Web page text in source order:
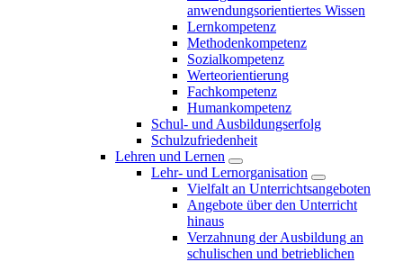
anwendungsorientiertes Wissen
Lernkompetenz
Methodenkompetenz
Sozialkompetenz
Werteorientierung
Fachkompetenz
Humankompetenz
Schul- und Ausbildungserfolg
Schulzufriedenheit
Lehren und Lernen
Lehr- und Lernorganisation
Vielfalt an Unterrichtsangeboten
Angebote über den Unterricht
hinaus
Verzahnung der Ausbildung an
schulischen und betrieblichen